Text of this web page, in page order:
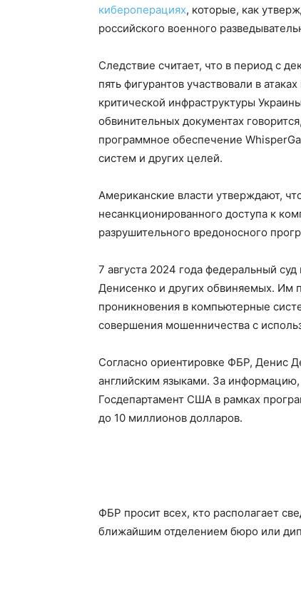
кибероперациях, которые, как
российского военного
Следствие считает, что в период с
пять фигурантов участвовали в
критической инфраструктуры
обвинительных документах
программное обеспечение
систем и других целей.
Американские власти утверждают,
несанкционированного доступа к
разрушительного вредоносного
7 августа 2024 года федеральный
Денисенко и других обвиняемых. Им
проникновения в компьютерные
совершения мошенничества с
Согласно ориентировке ФБР, Денис
английским языками. За
Госдепартамент США в рамках
до 10 миллионов долларов.
ФБР просит всех, кто располагает
ближайшим отделением бюро или